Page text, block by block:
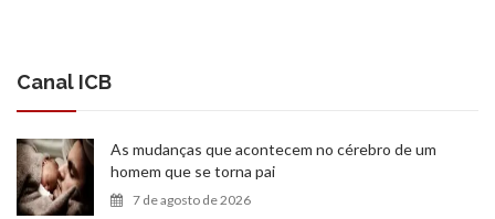
Canal ICB
As mudanças que acontecem no cérebro de um
homem que se torna pai
7 de agosto de 2026